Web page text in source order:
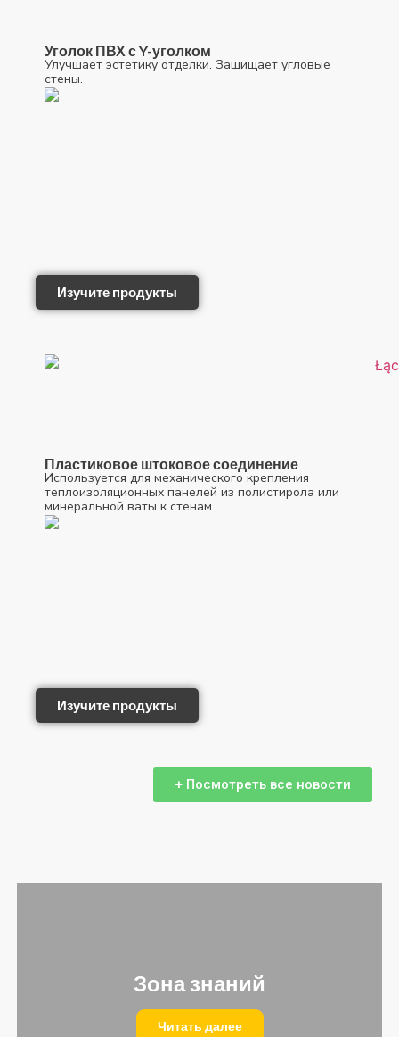
Уголок ПВХ с Y-уголком
Улучшает эстетику отделки. Защищает угловые
стены.
Изучите продукты
Пластиковое штоковое соединение
Используется для механического крепления
теплоизоляционных панелей из полистирола или
минеральной ваты к стенам.
Изучите продукты
+ Посмотреть все новости
Зона знаний
Читать далее